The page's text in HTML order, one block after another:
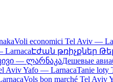
Voli economici Tel Aviv —
LarnacaԷժան թռիչքներ
— ლარნაკაДешевые
Aviv Yafo — LarnacaTanie loty
Vols bon marché Tel Aviv